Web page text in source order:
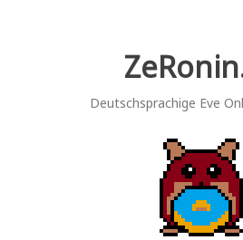
Deutschsprachige Eve